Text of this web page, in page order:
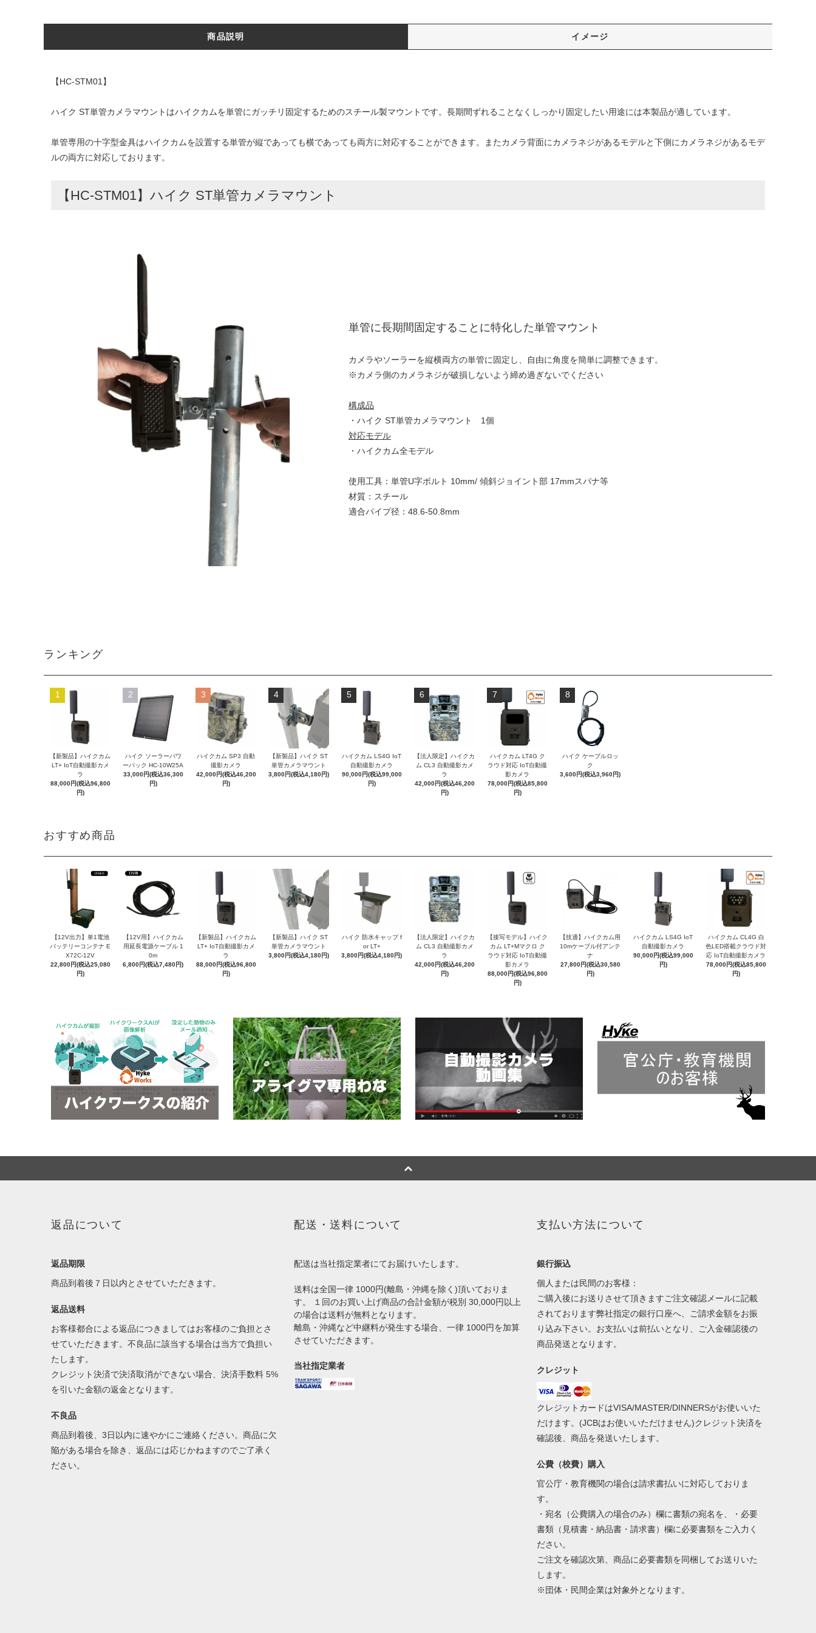
商品説明 イメージ
【HC-STM01】
ハイク ST単管カメラマウントはハイクカムを単管にガッチリ固定するためのスチール製マウントです。長期間ずれることなくしっかり固定したい用途には本製品が適しています。
単管専用の十字型金具はハイクカムを設置する単管が縦であっても横であっても両方に対応することができます。またカメラ背面にカメラネジがあるモデルと下側にカメラネジがあるモデ
ルの両方に対応しております。
【HC-STM01】ハイク ST単管カメラマウント
単管に長期間固定することに特化した単管マウント
カメラやソーラーを縦横両方の単管に固定し、自由に角度を簡単に調整できます。
※カメラ側のカメラネジが破損しないよう締め過ぎないでください
構成品
・ハイク ST単管カメラマウント 1個
対応モデル
・ハイクカム全モデル
使用工具：単管U字ボルト 10mm/ 傾斜ジョイント部 17mmスパナ等
材質：スチール
適合パイプ径：48.6-50.8mm
ランキング
1
【新製品】ハイクカム
LT+ IoT自動撮影カメ
ラ
88,000円(税込96,800
円)
2
ハイク ソーラーパワ
ーパック HC-10W25A
33,000円(税込36,300
円)
3
ハイクカム SP3 自動
撮影カメラ
42,000円(税込46,200
円)
4
【新製品】ハイク ST
単管カメラマウント
3,800円(税込4,180円)
5
ハイクカム LS4G IoT
自動撮影カメラ
90,000円(税込99,000
円)
6
【法人限定】ハイクカ
ム CL3 自動撮影カメ
ラ
42,000円(税込46,200
円)
7
ハイクカム LT4G ク
ラウド対応 IoT自動撮
影カメラ
78,000円(税込85,800
円)
8
ハイク ケーブルロッ
ク
3,600円(税込3,960円)
おすすめ商品
【12V出力】単1電池
バッテリーコンテナ E
X72C-12V
22,800円(税込25,080
円)
【12V用】ハイクカム
用延長電源ケーブル 1
0m
6,800円(税込7,480円)
【新製品】ハイクカム
LT+ IoT自動撮影カメ
ラ
88,000円(税込96,800
円)
【新製品】ハイク ST
単管カメラマウント
3,800円(税込4,180円)
ハイク 防水キャップ f
or LT+
3,800円(税込4,180円)
【法人限定】ハイクカ
ム CL3 自動撮影カメ
ラ
42,000円(税込46,200
円)
【接写モデル】ハイク
カム LT+Mマクロ ク
ラウド対応 IoT自動撮
影カメラ
88,000円(税込96,800
円)
【技適】ハイクカム用
10mケーブル付アンテ
ナ
27,800円(税込30,580
円)
ハイクカム LS4G IoT
自動撮影カメラ
90,000円(税込99,000
円)
ハイクカム CL4G 白
色LED搭載クラウド対
応 IoT自動撮影カメラ
78,000円(税込85,800
円)
返品について
返品期限
商品到着後７日以内とさせていただきます。
返品送料
お客様都合による返品につきましてはお客様のご負担とさ
せていただきます。不良品に該当する場合は当方で負担い
たします。
クレジット決済で決済取消ができない場合、決済手数料 5%
を引いた金額の返金となります。
不良品
商品到着後、3日以内に速やかにご連絡ください。商品に欠
陥がある場合を除き、返品には応じかねますのでご了承く
ださい。
配送・送料について
配送は当社指定業者にてお届けいたします。
送料は全国一律 1000円(離島・沖縄を除く)頂いておりま
す。 １回のお買い上げ商品の合計金額が税別 30,000円以上
の場合は送料が無料となります。
離島・沖縄など中継料が発生する場合、一律 1000円を加算
させていただきます。
当社指定業者
支払い方法について
銀行振込
個人または民間のお客様：
ご購入後にお送りさせて頂きますご注文確認メールに記載
されております弊社指定の銀行口座へ、ご請求金額をお振
り込み下さい。お支払いは前払いとなり、ご入金確認後の
商品発送となります。
クレジット
クレジットカードはVISA/MASTER/DINNERSがお使いいた
だけます。(JCBはお使いいただけません)クレジット決済を
確認後、商品を発送いたします。
公費（校費）購入
官公庁・教育機関の場合は請求書払いに対応しておりま
す。
・宛名（公費購入の場合のみ）欄に書類の宛名を、・必要
書類（見積書・納品書・請求書）欄に必要書類をご入力く
ださい。
ご注文を確認次第、商品に必要書類を同梱してお送りいた
します。
※団体・民間企業は対象外となります。